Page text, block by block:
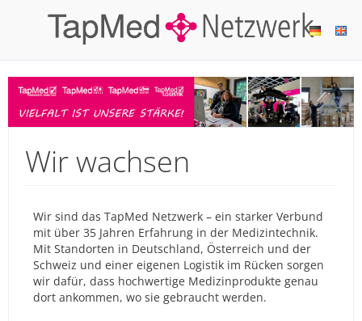
Wir wachsen
Wir sind das TapMed Netzwerk – ein starker Verbund
mit über 35 Jahren Erfahrung in der Medizintechnik.
Mit Standorten in Deutschland, Österreich und der
Schweiz und einer eigenen Logistik im Rücken sorgen
wir dafür, dass hochwertige Medizinprodukte genau
dort ankommen, wo sie gebraucht werden.